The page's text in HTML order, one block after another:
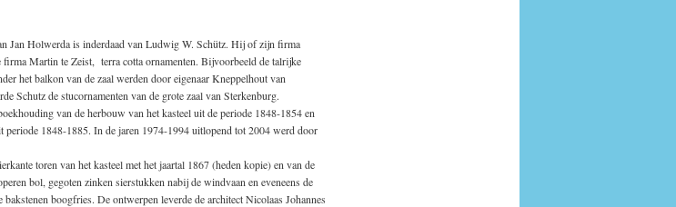
Jan Holwerda is inderdaad van Ludwig W. Schütz. Hij of zijn firma
Martin te Zeist, terra cotta ornamenten. Bijvoorbeeld de talrijke
het balkon van de zaal werden door eigenaar Kneppelhout van
Schutz de stucornamenten van de grote zaal van Sterkenburg.
van de herbouw van het kasteel uit de periode 1848-1854 en
periode 1848-1885. In de jaren 1974-1994 uitlopend tot 2004 werd door
toren van het kasteel met het jaartal 1867 (heden kopie) en van de
bol, gegoten zinken sierstukken nabij de windvaan en eveneens de
boogfries. De ontwerpen leverde de architect Nicolaas Johannes